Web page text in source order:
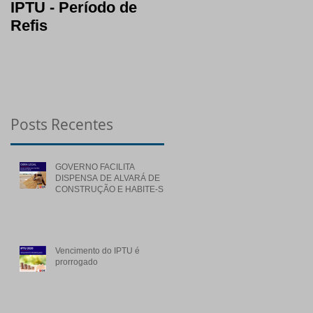
IPTU - Período de
Refis
Posts Recentes
GOVERNO FACILITA
DISPENSA DE ALVARÁ DE
CONSTRUÇÃO E HABITE-SE
Vencimento do IPTU é
prorrogado